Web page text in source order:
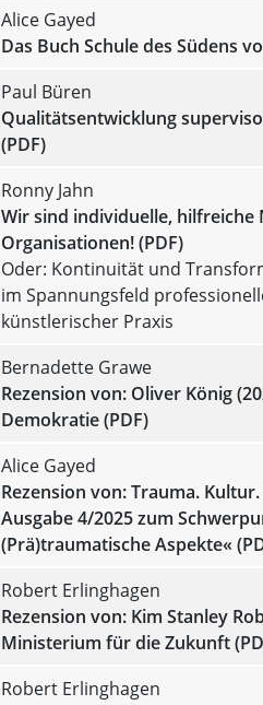
Alice Gayed
Das Buch Schule des Südens
Paul Büren
Qualitätsentwicklung
(PDF)
Ronny Jahn
Wir sind individuelle, hilfreiche
Organisationen! (PDF)
Oder: Kontinuität und
im Spannungsfeld
künstlerischer Praxis
Bernadette Grawe
Rezension von: Oliver König
Demokratie (PDF)
Alice Gayed
Rezension von: Trauma.
Ausgabe 4/2025 zum
(Prä)traumatische Aspekte«
Robert Erlinghagen
Rezension von: Kim Stanley
Ministerium für die Zukunft
Robert Erlinghagen